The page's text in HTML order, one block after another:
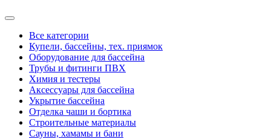
Все категории
Купели, бассейны, тех. приямок
Оборудование для бассейна
Трубы и фитинги ПВХ
Химия и тестеры
Аксессуары для бассейна
Укрытие бассейна
Отделка чаши и бортика
Строительные материалы
Сауны, хамамы и бани